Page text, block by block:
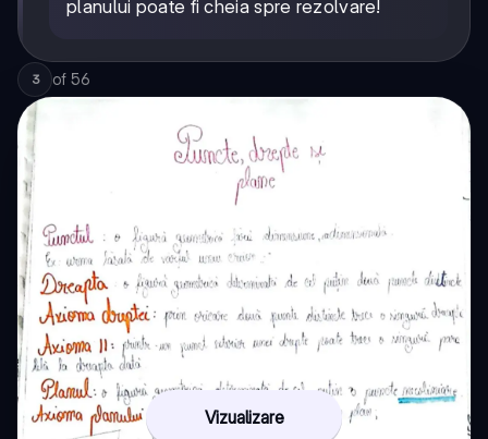
planului poate fi cheia spre rezolvare!
3 of 56
Vizualizare